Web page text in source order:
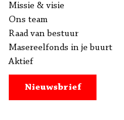
Missie & visie
Ons team
Raad van bestuur
Masereelfonds in je buurt
Aktief
Nieuwsbrief